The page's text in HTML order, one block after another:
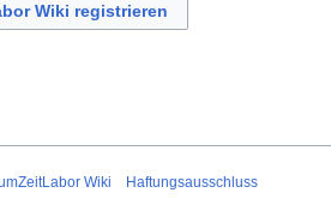
Wiki registrieren
Wiki Haftungsausschluss